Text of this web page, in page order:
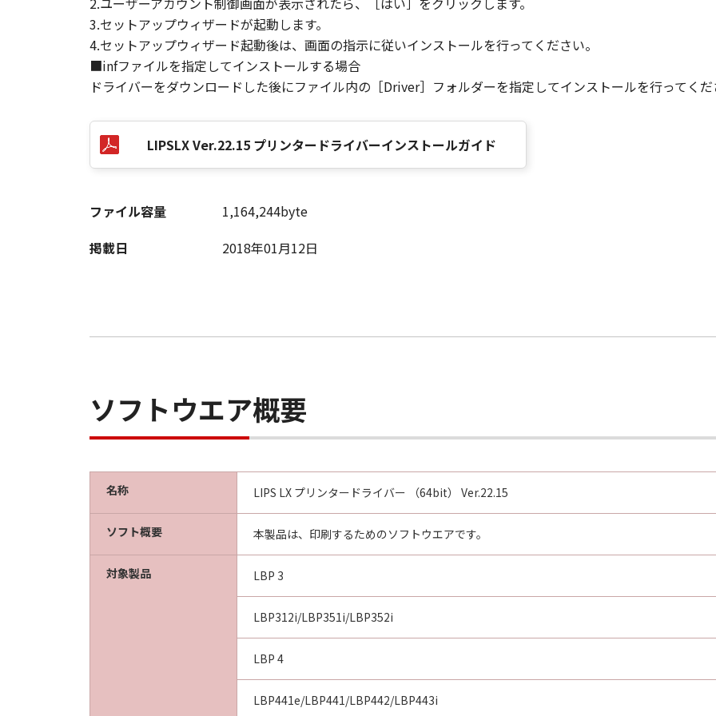
以 上
キヤノン株式会社
3.セットアップウィザードが起動します。
4.セットアップウィザード起動後は、画面の指示に従いインストールを行ってください。
■infファイルを指定してインストールする場合
ドライバーをダウンロードした後にファイル内の［Driver］フォルダーを指定してインストールを行ってく
LIPSLX Ver.22.15 プリンタードライバーインストールガイド
ファイル容量
1,164,244byte
掲載日
2018年01月12日
ソフトウエア概要
名称 LIPS LX プリンタードライバー （64bit） Ver.22.15
ソフト概要 本製品は、印刷するためのソフトウエアです。
対象製品 LBP 3
LBP312i/LBP351i/LBP352i
LBP 4
LBP441e/LBP441/LBP442/LBP443i